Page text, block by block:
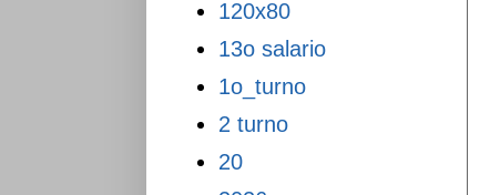
120x80
13o salario
1o_turno
2 turno
20